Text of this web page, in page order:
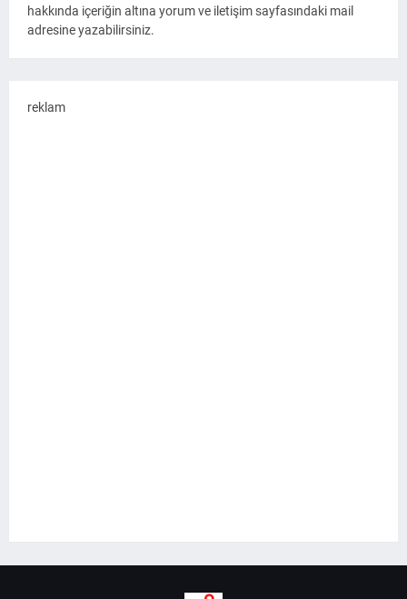
hakkında içeriğin altına yorum ve iletişim sayfasındaki mail
adresine yazabilirsiniz.
reklam